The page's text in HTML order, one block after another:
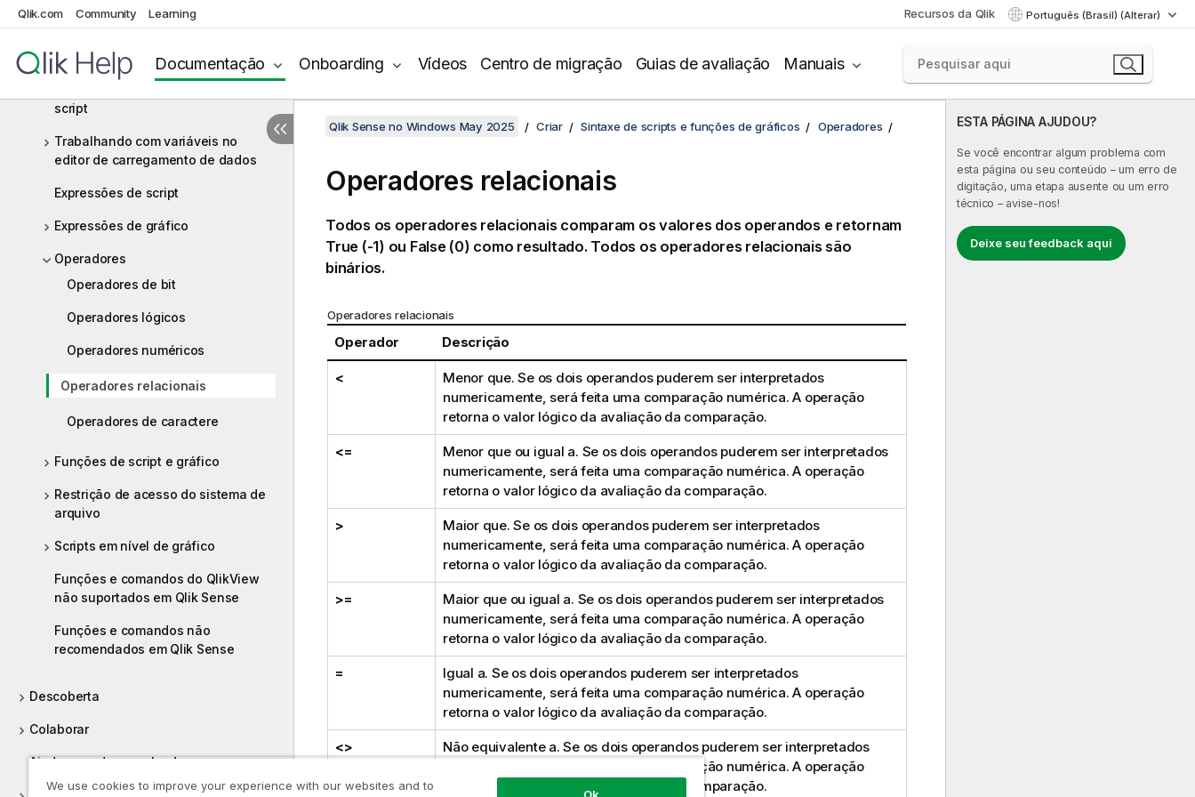
Qlik.com Community Learning Recursos da Qlik Português (Brasil) (Alterar)
Documentação Onboarding Vídeos Centro de migração Guias de avaliação Manuais
Sintaxe de scripts e funções de
gráficos
Visão geral da sintaxe do script
script
Trabalhando com variáveis no
editor de carregamento de dados
Expressões de script
Expressões de gráfico
Operadores
Operadores de bit
Operadores lógicos
Operadores numéricos
Operadores relacionais
Operadores de caractere
Funções de script e gráfico
Restrição de acesso do sistema de
arquivo
Scripts em nível de gráfico
Funções e comandos do QlikView
não suportados em Qlik Sense
Funções e comandos não
recomendados em Qlik Sense
Descoberta
Colaborar
Ajuda para desenvolvedores
ESTA PÁGINA AJUDOU?
Se você encontrar algum problema com
esta página ou seu conteúdo – um erro de
digitação, uma etapa ausente ou um erro
técnico – avise-nos!
Deixe seu feedback aqui
Qlik Sense no Windows May 2025 Criar Sintaxe de scripts e funções de gráficos Operadores
Operadores relacionais
Todos os operadores relacionais comparam os valores dos operandos e retornam
True (-1) ou False(0) como resultado. Todos os operadores relacionais são
binários.
Operadores relacionais
Operador Descrição
<
Menor que. Se os dois operandos puderem ser interpretados
numericamente, será feita uma comparação numérica. A operação
retorna o valor lógico da avaliação da comparação.
<=
Menor que ou igual a. Se os dois operandos puderem ser interpretados
numericamente, será feita uma comparação numérica. A operação
retorna o valor lógico da avaliação da comparação.
>
Maior que. Se os dois operandos puderem ser interpretados
numericamente, será feita uma comparação numérica. A operação
retorna o valor lógico da avaliação da comparação.
>=
Maior que ou igual a. Se os dois operandos puderem ser interpretados
numericamente, será feita uma comparação numérica. A operação
retorna o valor lógico da avaliação da comparação.
=
Igual a. Se os dois operandos puderem ser interpretados
numericamente, será feita uma comparação numérica. A operação
retorna o valor lógico da avaliação da comparação.
<>
Não equivalente a. Se os dois operandos puderem ser interpretados
numericamente, será feita uma comparação numérica. A operação
retorna o valor lógico da avaliação da comparação.
We use cookies to improve your experience with our websites and to